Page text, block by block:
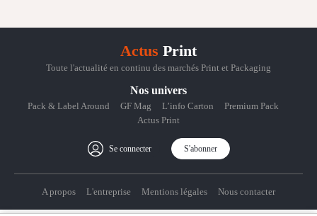
Actus Print
Toute l'actualité en continu des marchés Print et Packaging
Nos univers
Pack & Label Around GF Mag L’info Carton
Premium Pack
Actus Print
Se connecter S'abonner
A propos L'entreprise Mentions légales Nous contacter